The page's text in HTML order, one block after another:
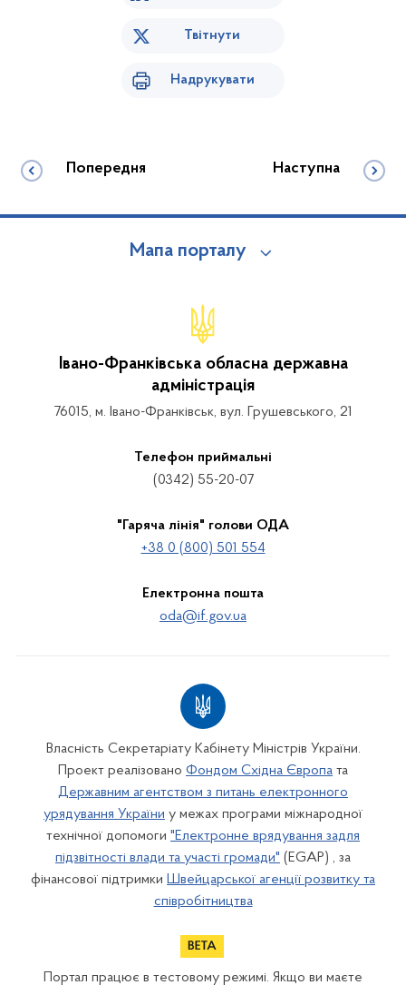
Твітнути
Надрукувати
Попередня Наступна
Мапа порталу
Івано-Франківська обласна державна
адміністрація
76015, м. Івано-Франківськ, вул. Грушевського, 21
Телефон приймальні
(0342) 55-20-07
"Гаряча лінія" голови ОДА
+38 0 (800) 501 554
Електронна пошта
oda@if.gov.ua
Власність Секретаріату Кабінету Міністрів України.
Проект реалізовано Фондом Східна Європа та
Державним агентством з питань електронного
урядування України у межах програми міжнародної
технічної допомоги "Електронне врядування задля
підзвітності влади та участі громади" (EGAP) , за
фінансової підтримки Швейцарської агенції розвитку та
співробітництва
Портал працює в тестовому режимі. Якщо ви маєте